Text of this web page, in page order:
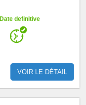
Date definitive
VOIR LE DÉTAIL